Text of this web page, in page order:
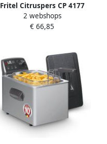
Fritel Citruspers CP 4177
Elektrische Citroenpers
Sinaasappelpers 2
2 webshops
€ 66,85